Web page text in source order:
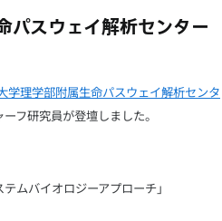
パスウェイ解析センター
学理学部附属生命パスウェイ解析センタ
フ研究員が登壇しました。
ムバイオロジーアプローチ」